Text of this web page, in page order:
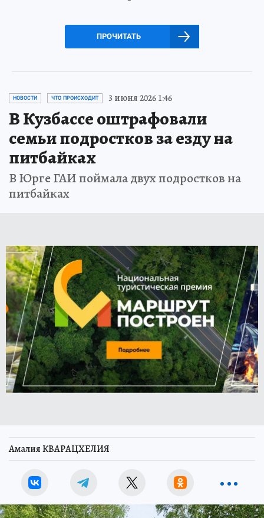
ПРОЧИТАТЬ
НОВОСТИ ЧТО ПРОИСХОДИТ 3 июня 2026 1:46
В Кузбассе оштрафовали
семьи подростков за езду на
питбайках
В Юрге ГАИ поймала двух подростков на
питбайках
Амалия КВАРАЦХЕЛИЯ